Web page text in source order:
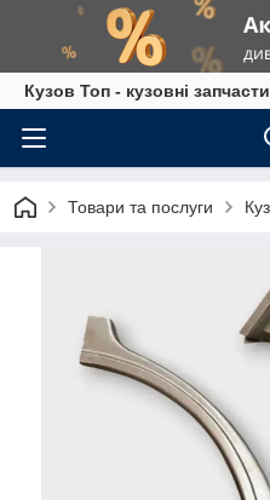
Кузов Топ - кузовні
Товари та послуги